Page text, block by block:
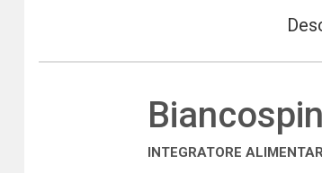
INTEGRATORE